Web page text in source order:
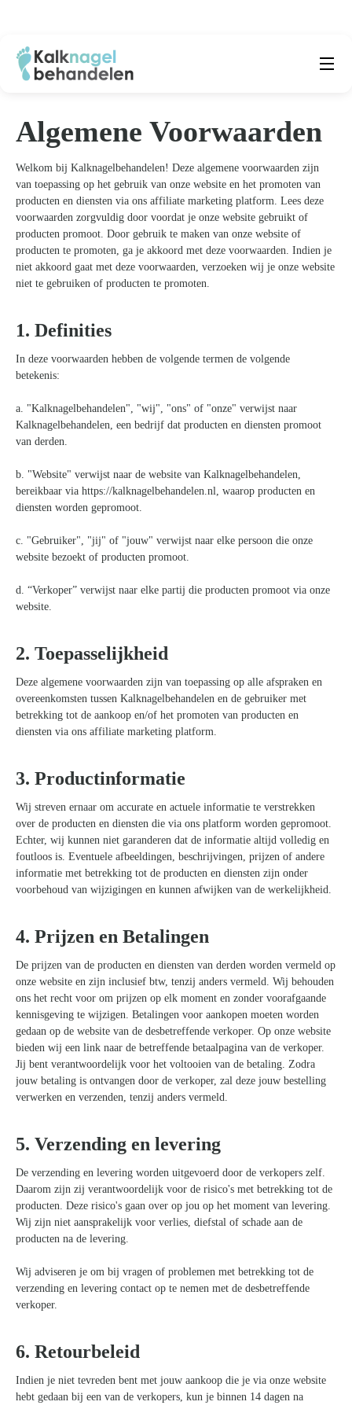
Natuurlijke middelen
Middelen kalknagels
Reviews
Kennisbank
Kom van je kalknagels af
Algemene Voorwaarden
Welkom bij Kalknagelbehandelen! Deze algemene voorwaarden zijn
van toepassing op het gebruik van onze website en het promoten van
producten en diensten via ons affiliate marketing platform. Lees deze
voorwaarden zorgvuldig door voordat je onze website gebruikt of
producten promoot. Door gebruik te maken van onze website of
producten te promoten, ga je akkoord met deze voorwaarden. Indien je
niet akkoord gaat met deze voorwaarden, verzoeken wij je onze website
niet te gebruiken of producten te promoten.
1. Definities
In deze voorwaarden hebben de volgende termen de volgende
betekenis:
a. "Kalknagelbehandelen", "wij", "ons" of "onze" verwijst naar
Kalknagelbehandelen, een bedrijf dat producten en diensten promoot
van derden.
b. "Website" verwijst naar de website van Kalknagelbehandelen,
bereikbaar via https://kalknagelbehandelen.nl, waarop producten en
diensten worden gepromoot.
c. "Gebruiker", "jij" of "jouw" verwijst naar elke persoon die onze
website bezoekt of producten promoot.
d. “Verkoper” verwijst naar elke partij die producten promoot via onze
website.
2. Toepasselijkheid
Deze algemene voorwaarden zijn van toepassing op alle afspraken en
overeenkomsten tussen Kalknagelbehandelen en de gebruiker met
betrekking tot de aankoop en/of het promoten van producten en
diensten via ons affiliate marketing platform.
3. Productinformatie
Wij streven ernaar om accurate en actuele informatie te verstrekken
over de producten en diensten die via ons platform worden gepromoot.
Echter, wij kunnen niet garanderen dat de informatie altijd volledig en
foutloos is. Eventuele afbeeldingen, beschrijvingen, prijzen of andere
informatie met betrekking tot de producten en diensten zijn onder
voorbehoud van wijzigingen en kunnen afwijken van de werkelijkheid.
4. Prijzen en Betalingen
De prijzen van de producten en diensten van derden worden vermeld op
onze website en zijn inclusief btw, tenzij anders vermeld. Wij behouden
ons het recht voor om prijzen op elk moment en zonder voorafgaande
kennisgeving te wijzigen. Betalingen voor aankopen moeten worden
gedaan op de website van de desbetreffende verkoper. Op onze website
bieden wij een link naar de betreffende betaalpagina van de verkoper.
Jij bent verantwoordelijk voor het voltooien van de betaling. Zodra
jouw betaling is ontvangen door de verkoper, zal deze jouw bestelling
verwerken en verzenden, tenzij anders vermeld.
5. Verzending en levering
De verzending en levering worden uitgevoerd door de verkopers zelf.
Daarom zijn zij verantwoordelijk voor de risico's met betrekking tot de
producten. Deze risico's gaan over op jou op het moment van levering.
Wij zijn niet aansprakelijk voor verlies, diefstal of schade aan de
producten na de levering.
Wij adviseren je om bij vragen of problemen met betrekking tot de
verzending en levering contact op te nemen met de desbetreffende
verkoper.
6. Retourbeleid
Indien je niet tevreden bent met jouw aankoop die je via onze website
hebt gedaan bij een van de verkopers, kun je binnen 14 dagen na